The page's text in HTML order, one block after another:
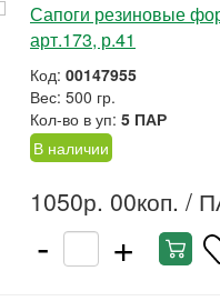
Сапоги резиновые
арт.173, р.41
Код: 00147955
Вес: 500 гр.
Кол-во в уп: 5 ПАР
В наличии
1050р. 00коп. /
- +